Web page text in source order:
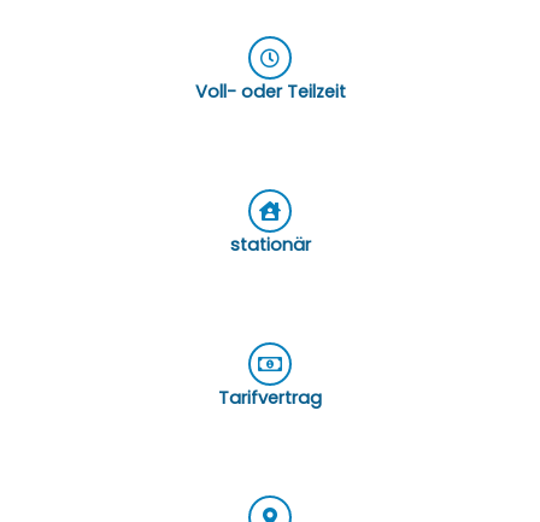
Voll- oder Teilzeit
stationär
Tarifvertrag